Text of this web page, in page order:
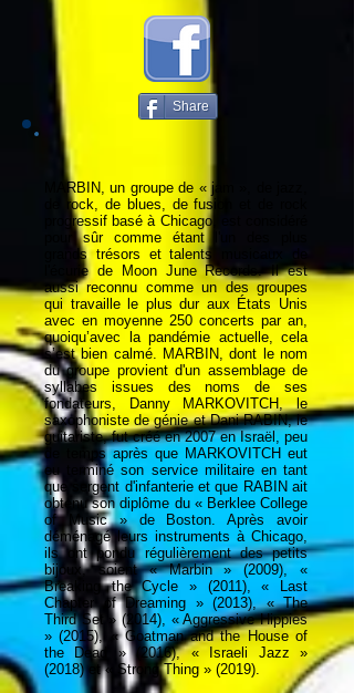
Share
MARBIN, un groupe de « jam », de jazz,
de rock, de blues, de fusion et de rock
progressif basé à Chicago, est considéré
pour sûr comme étant l'un des plus
grands trésors et talents musicaux de
l'écurie de Moon June Records. Il est
aussi reconnu comme un des groupes
qui travaille le plus dur aux États Unis
avec en moyenne 250 concerts par an,
quoiqu’avec la pandémie actuelle, cela
s’est bien calmé. MARBIN, dont le nom
du groupe provient d'un assemblage de
syllabes issues des noms de ses
fondateurs, Danny MARKOVITCH, le
saxophoniste de génie et Dani RABIN, le
guitariste, fut créé en 2007 en Israël, peu
de temps après que MARKOVITCH eut
eu terminé son service militaire en tant
que sergent d'infanterie et que RABIN ait
obtenu son diplôme du « Berklee College
of Music » de Boston. Après avoir
déménagé leurs instruments à Chicago,
ils ont pondu régulièrement des petits
bijoux, soient « Marbin » (2009), «
Breaking the Cycle » (2011), « Last
Chapter of Dreaming » (2013), « The
Third Set » (2014), « Aggressive Hippies
» (2015), « Goatman and the House of
the Dead » (2016), « Israeli Jazz »
(2018) et « Strong Thing » (2019).